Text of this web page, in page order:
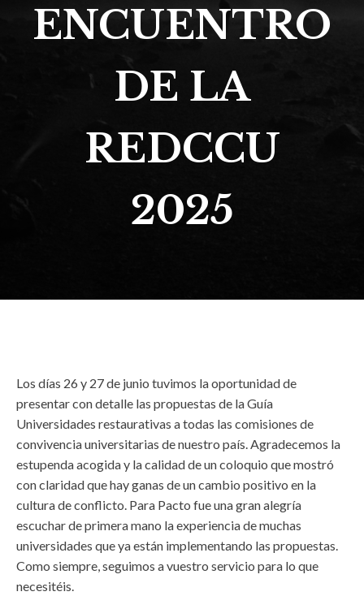
ENCUENTRO
DE LA
REDCCU
2025
Los días 26 y 27 de junio tuvimos la oportunidad de
presentar con detalle las propuestas de la Guía
Universidades restaurativas a todas las comisiones de
convivencia universitarias de nuestro país. Agradecemos la
estupenda acogida y la calidad de un coloquio que mostró
con claridad que hay ganas de un cambio positivo en la
cultura de conflicto. Para Pacto fue una gran alegría
escuchar de primera mano la experiencia de muchas
universidades que ya están implementando las propuestas.
Como siempre, seguimos a vuestro servicio para lo que
necesitéis.